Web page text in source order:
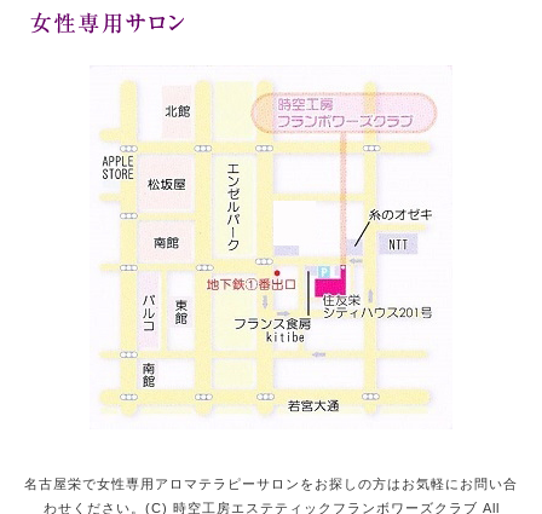
名古屋栄で女性専用アロマテラピーサロンをお探しの方はお気軽にお問い合
わせください。(C) 時空工房エステティックフランボワーズクラブ All